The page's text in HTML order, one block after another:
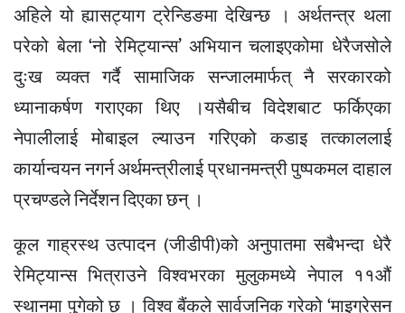
अहिले यो ह्यासट्याग ट्रेन्डिङमा देखिन्छ । अर्थतन्त्र थला
परेको बेला ‘नो रेमिट्यान्स’ अभियान चलाइएकोमा धेरैजसोले
दुःख व्यक्त गर्दै सामाजिक सन्जालमार्फत् नै सरकारको
ध्यानाकर्षण गराएका थिए ।यसैबीच विदेशबाट फर्किएका
नेपालीलाई मोबाइल ल्याउन गरिएको कडाइ तत्काललाई
कार्यान्वयन नगर्न अर्थमन्त्रीलाई प्रधानमन्त्री पुष्पकमल दाहाल
प्रचण्डले निर्देशन दिएका छन् ।
कूल गाह्रस्थ उत्पादन (जीडीपी)को अनुपातमा सबैभन्दा धेरै
रेमिट्यान्स भित्राउने विश्वभरका मुलुकमध्ये नेपाल ११औं
स्थानमा पुगेको छ । विश्व बैंकले सार्वजनिक गरेको ‘माइग्रेसन